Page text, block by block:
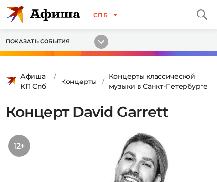
СПБ
ПОКАЗАТЬ СОБЫТИЯ
Афиша
КП Спб
Концерты
Концерты классической
музыки в Санкт-Петербурге
Концерт David Garrett
12+